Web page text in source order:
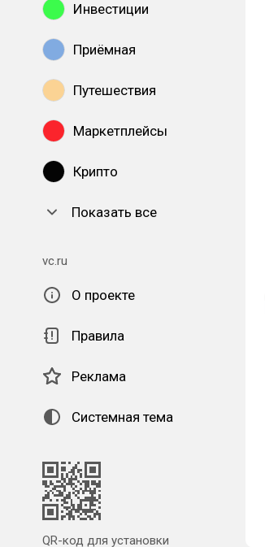
Инвестиции
Приёмная
Путешествия
Маркетплейсы
Крипто
Показать все
vc.ru
О проекте
Правила
Реклама
Системная тема
QR-код для установки